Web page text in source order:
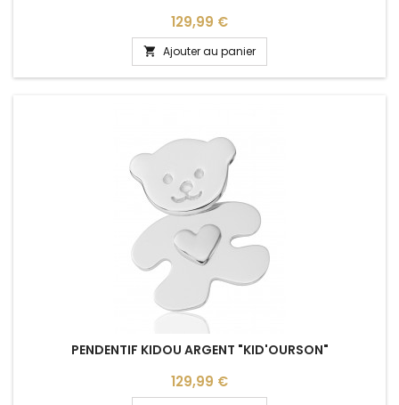
Prix
129,99 €
 Ajouter au panier
PENDENTIF KIDOU ARGENT "KID'OURSON"
Prix
129,99 €